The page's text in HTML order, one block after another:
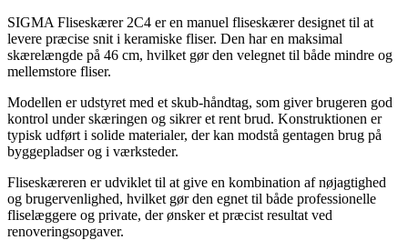
SIGMA Fliseskærer 2C4 er en manuel fliseskærer designet til at
levere præcise snit i keramiske fliser. Den har en maksimal
skærelængde på 46 cm, hvilket gør den velegnet til både mindre og
mellemstore fliser.
Modellen er udstyret med et skub-håndtag, som giver brugeren god
kontrol under skæringen og sikrer et rent brud. Konstruktionen er
typisk udført i solide materialer, der kan modstå gentagen brug på
byggepladser og i værksteder.
Fliseskæreren er udviklet til at give en kombination af nøjagtighed
og brugervenlighed, hvilket gør den egnet til både professionelle
fliselæggere og private, der ønsker et præcist resultat ved
renoveringsopgaver.